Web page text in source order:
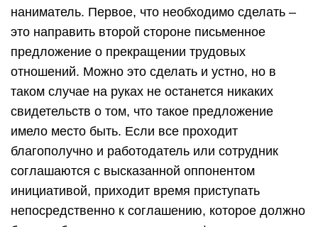
наниматель. Первое, что необходимо сделать –
это направить второй стороне письменное
предложение о прекращении трудовых
отношений. Можно это сделать и устно, но в
таком случае на руках не останется никаких
свидетельств о том, что такое предложение
имело место быть. Если все проходит
благополучно и работодатель или сотрудник
соглашаются с высказанной оппонентом
инициативой, приходит время приступать
непосредственно к соглашению, которое должно